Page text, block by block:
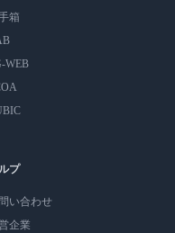
箱
WEB
プ
い合わせ
企業